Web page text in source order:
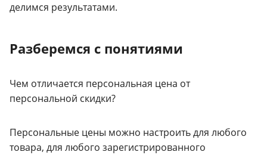
делимся результатами.
Разберемся с понятиями
Чем отличается персональная цена от
персональной скидки?
Персональные цены можно настроить для любого
товара, для любого зарегистрированного